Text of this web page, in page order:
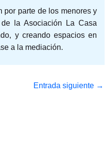
por parte de los menores y
la Asociación La Casa
y creando espacios en
a la mediación.
Entrada siguiente →